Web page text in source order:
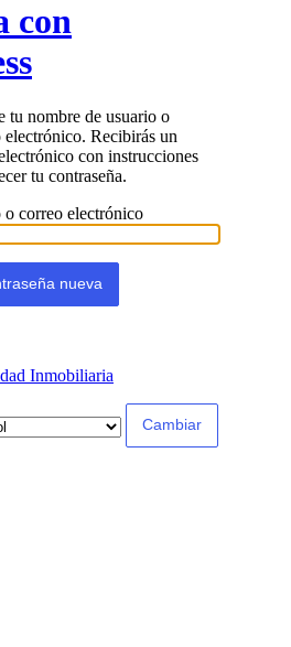
con
tu nombre de usuario o
Recibirás un
con instrucciones
tu contraseña.
correo electrónico
Inmobiliaria